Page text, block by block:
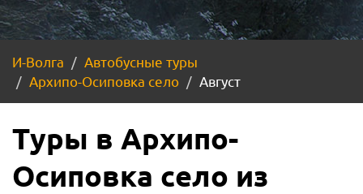
И-Волга
Автобусные туры
Архипо-Осиповка село
Август
Туры в Архипо-
Осиповка село из